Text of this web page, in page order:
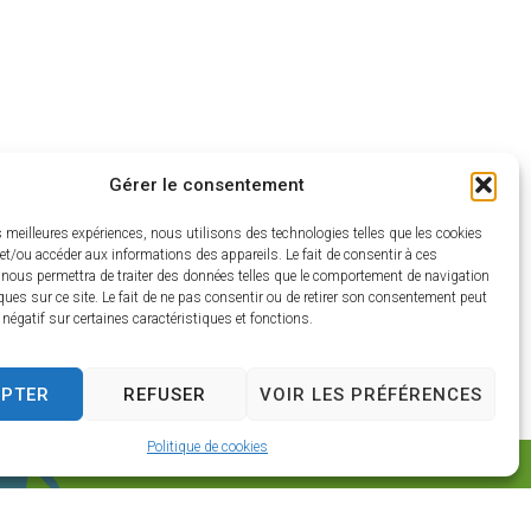
Gérer le consentement
meilleures expériences, nous utilisons des technologies telles que les cookies
ou accéder aux informations des appareils. Le fait de consentir à ces
permettra de traiter des données telles que le comportement de navigation
sur ce site. Le fait de ne pas consentir ou de retirer son consentement peut
négatif sur certaines caractéristiques et fonctions.
REFUSER VOIR LES PRÉFÉRENCES
Politique de cookies